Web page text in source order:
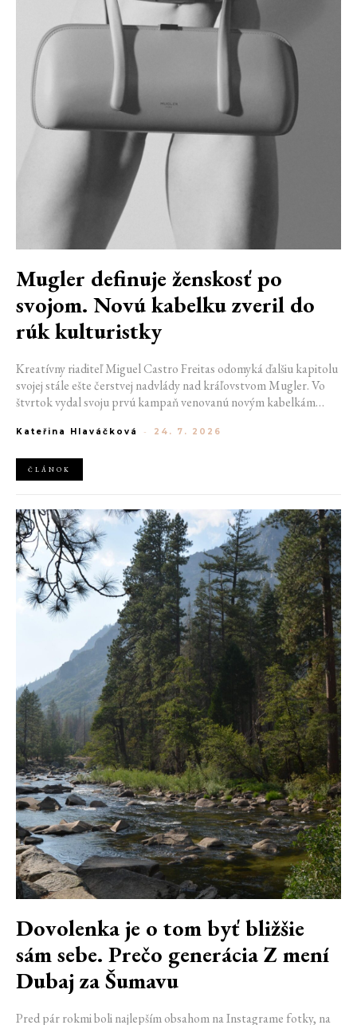
Mugler definuje ženskosť po
svojom. Novú kabelku zveril do
rúk kulturistky
Kreatívny riaditeľ Miguel Castro Freitas odomyká ďalšiu kapitolu
svojej stále ešte čerstvej nadvlády nad kráľovstvom Mugler. Vo
štvrtok vydal svoju prvú kampaň venovanú novým kabelkám
návrhár do módneho domu prišiel. Umne kombinuje výrazy
podobu ženskosti.
Kateřina Hlaváčková - 24. 7. 2026
ČLÁNOK
Dovolenka je o tom byť bližšie
sám sebe. Prečo generácia Z mení
Dubaj za Šumavu
Pred pár rokmi boli najlepším obsahom na Instagrame fotky, na